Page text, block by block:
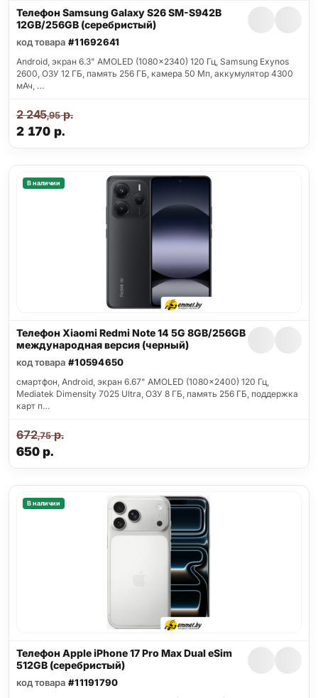
Телефон Samsung Galaxy S26 SM-S942B
12GB/256GB (серебристый)
код товара #11692641
Android, экран 6.3" AMOLED (1080x2340) 120 Гц, Samsung Exynos
2600, ОЗУ 12 ГБ, память 256 ГБ, камера 50 Мп, аккумулятор 4300
мАч, …
2 170 р.
2 245,95р.
В наличии
Телефон Xiaomi Redmi Note 14 5G 8GB/256GB
международная версия (черный)
код товара #10594650
смартфон, Android, экран 6.67" AMOLED (1080x2400) 120 Гц,
Mediatek Dimensity 7025 Ultra, ОЗУ 8 ГБ, память 256 ГБ, поддержка
карт п…
650р.
672,75р.
В наличии
Телефон Apple iPhone 17 Pro Max Dual eSim
512GB (серебристый)
код товара #11191790